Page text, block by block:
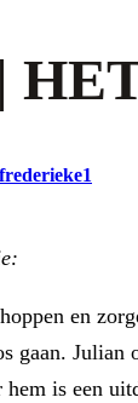
frederieke1
en
gaan.
hem is een